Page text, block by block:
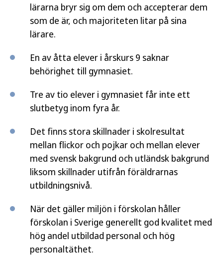
lärarna bryr sig om dem och accepterar dem
som de är, och majoriteten litar på sina
lärare.
En av åtta elever i årskurs 9 saknar
behörighet till gymnasiet.
Tre av tio elever i gymnasiet får inte ett
slutbetyg inom fyra år.
Det finns stora skillnader i skolresultat
mellan flickor och pojkar och mellan elever
med svensk bakgrund och utländsk bakgrund
liksom skillnader utifrån föräldrarnas
utbildningsnivå.
När det gäller miljön i förskolan håller
förskolan i Sverige generellt god kvalitet med
hög andel utbildad personal och hög
personaltäthet.